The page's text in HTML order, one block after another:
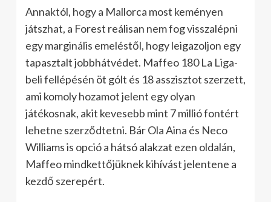
Annaktól, hogy a Mallorca most keményen
játszhat, a Forest reálisan nem fog visszalépni
egy marginális emeléstől, hogy leigazoljon egy
tapasztalt jobbhátvédet. Maffeo 180 La Liga-
beli fellépésén öt gólt és 18 asszisztot szerzett,
ami komoly hozamot jelent egy olyan
játékosnak, akit kevesebb mint 7 millió fontért
lehetne szerződtetni. Bár Ola Aina és Neco
Williams is opció a hátsó alakzat ezen oldalán,
Maffeo mindkettőjüknek kihívást jelentene a
kezdő szerepért.